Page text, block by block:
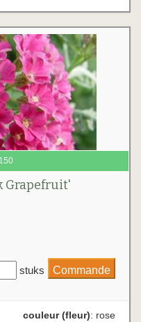
Grapefruit'
stuks
couleur (fleur): rose